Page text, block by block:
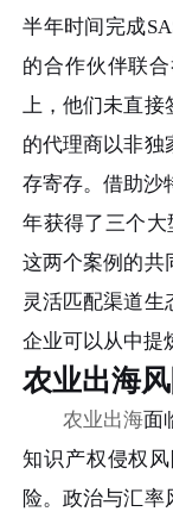
半年时间完成
的合作伙伴联
上，他们未直
的代理商以非独
存寄存。借助沙
年获得了三个大
这两个案例的共
灵活匹配渠道生
企业可以从中提
农业出海
农业出海面
知识产权侵权
险。政治与汇率